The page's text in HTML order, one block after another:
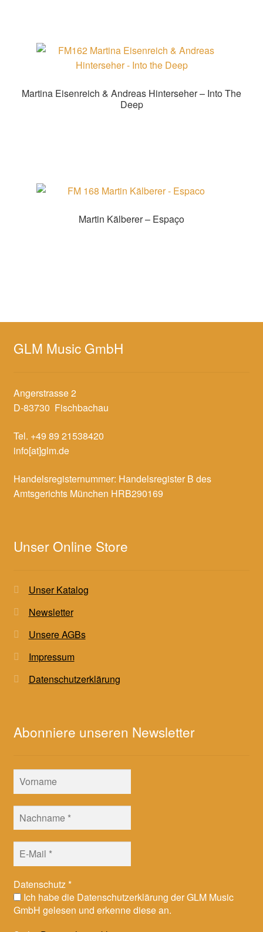
Martina Eisenreich & Andreas Hinterseher – Into The
Deep
Martin Kälberer – Espaço
GLM Music GmbH
Angerstrasse 2
D-83730 Fischbachau
Tel. +49 89 21538420
info[at]glm.de
Handelsregisternummer: Handelsregister B des
Amtsgerichts München HRB290169
Unser Online Store
Unser Katalog
Newsletter
Unsere AGBs
Impressum
Datenschutzerklärung
Abonniere unseren Newsletter
Datenschutz*
Ich habe die Datenschutzerklärung der GLM Music
GmbH gelesen und erkenne diese an.